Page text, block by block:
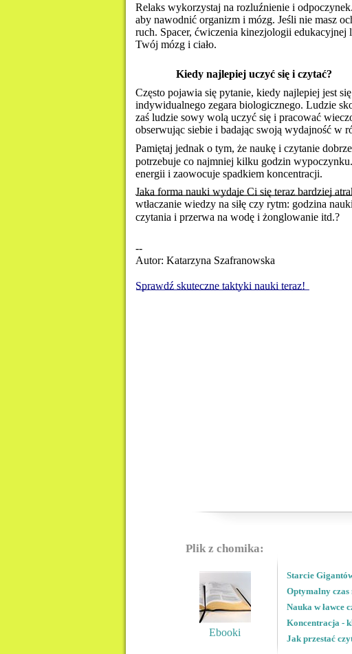
Relaks wykorzystaj na rozluźnienie i
aby nawodnić organizm i mózg. Jeśli nie masz
ruch. Spacer, ćwiczenia kinezjologii
Twój mózg i ciało.
Kiedy najlepiej uczyć się i czytać?
Często pojawia się pytanie, kiedy najlepiej jest
indywidualnego zegara biologicznego. Ludzie
zaś ludzie sowy wolą uczyć się i pracować
obserwując siebie i badając swoją wydajność w
Pamiętaj jednak o tym, że naukę i czytanie
potrzebuje co najmniej kilku godzin
energii i zaowocuje spadkiem koncentracji.
Jaka forma nauki wydaje Ci się teraz bardziej
wtłaczanie wiedzy na siłę czy rytm: godzina
czytania i przerwa na wodę i żonglowanie itd.?
--
Autor: Katarzyna Szafranowska
Sprawdź skuteczne taktyki nauki teraz!
Plik z chomika:
Ebooki
Starcie
Optymalny czas
Nauka w ławce
Koncentracja -
Jak przestać